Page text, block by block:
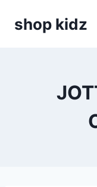
shop kidz